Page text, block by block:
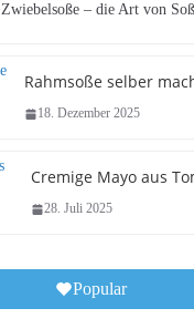
Zwiebelsoße – die Art von
Rahmsoße selber
18. Dezember 2025
Cremige Mayo aus
28. Juli 2025
Popular